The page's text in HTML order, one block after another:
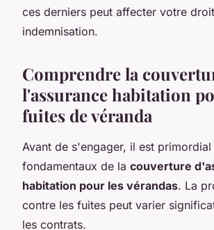
ces derniers peut affecter votre
indemnisation.
Comprendre la
l'assurance habitation
fuites de véranda
Avant de s'engager, il est
fondamentaux de la couverture
habitation pour les vérandas. La
contre les fuites peut varier
les contrats.